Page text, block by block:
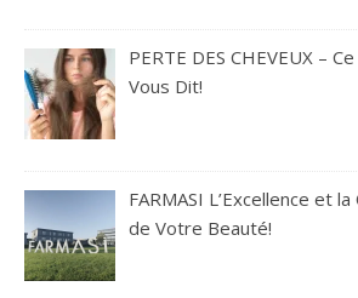
PERTE DES CHEVEUX –
Vous Dit!
FARMASI L’Excellence et
de Votre Beauté!